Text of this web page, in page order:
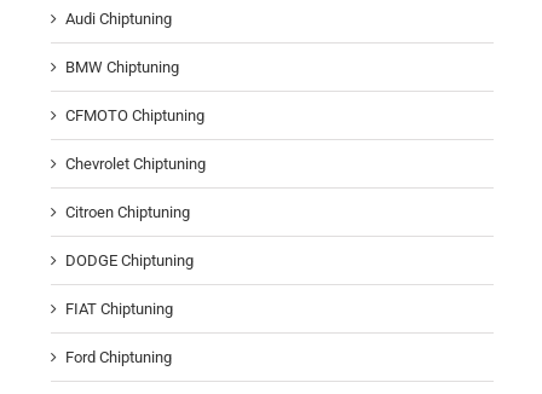
Audi Chiptuning
BMW Chiptuning
CFMOTO Chiptuning
Chevrolet Chiptuning
Citroen Chiptuning
DODGE Chiptuning
FIAT Chiptuning
Ford Chiptuning